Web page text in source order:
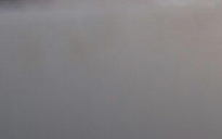
Skip